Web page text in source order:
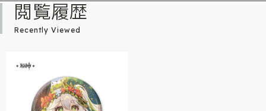
閲覧履歴
Recently Viewed